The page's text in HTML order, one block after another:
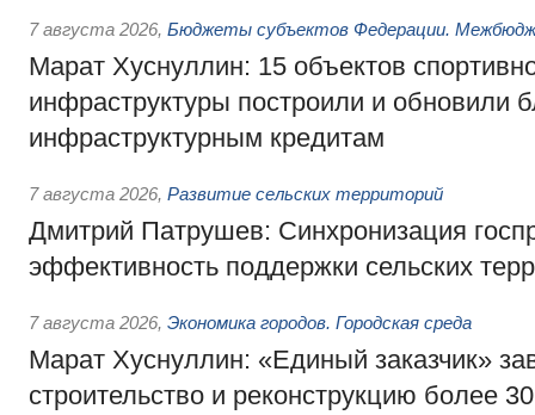
7 августа 2026, Бюджеты субъектов Федерации.
Марат Хуснуллин: 15 объектов
инфраструктуры построили и обновили
инфраструктурным кредитам
7 августа 2026, Развитие сельских территорий
Дмитрий Патрушев: Синхронизация
эффективность поддержки сельских
7 августа 2026, Экономика городов. Городская среда
Марат Хуснуллин: «Единый заказчик»
строительство и реконструкцию более